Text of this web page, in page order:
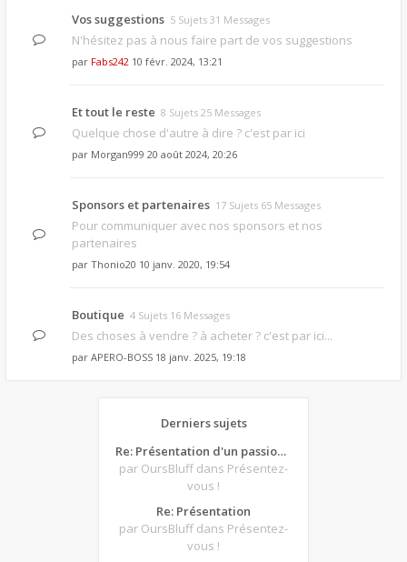
Vos suggestions 5 Sujets 31 Messages
N'hésitez pas à nous faire part de vos suggestions
par Fabs242 10 févr. 2024, 13:21
Et tout le reste 8 Sujets 25 Messages
Quelque chose d'autre à dire ? c'est par ici
par Morgan999 20 août 2024, 20:26
Sponsors et partenaires 17 Sujets 65 Messages
Pour communiquer avec nos sponsors et nos
partenaires
par Thonio20 10 janv. 2020, 19:54
Boutique 4 Sujets 16 Messages
Des choses à vendre ? à acheter ? c'est par ici...
par APERO-BOSS 18 janv. 2025, 19:18
Derniers sujets
Re: Présentation d'un passionné de poker
par OursBluff dans Présentez-
vous !
Re: Présentation
par OursBluff dans Présentez-
vous !